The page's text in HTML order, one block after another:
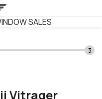
SALES
3
Vitrager